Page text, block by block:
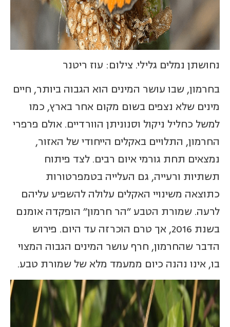
נחושתן נמלים גלילי. צילום: עוז ריטנר
בחרמון, שבו עושר המינים הוא הגבוה ביותר, חיים
מינים שלא נצפים בשום מקום אחר בארץ, כמו
למשל כחליל ניקול וסנוניתן הוורדיים. אולם פרפרי
החרמון, התלויים באקלים הייחודי של האזור,
נמצאים תחת גורמי איום רבים. לצד פיתוח
תשתיות ורעייה, גם העלייה בטמפרטורות
כתוצאה משינויי האקלים עלולה להשפיע עליהם
לרעה. שמורת הטבע "הר חרמון" הופקדה אומנם
בשנת 2016, אך טרם הוכרזה עד היום. פירוש
הדבר שהחרמון, חרף עושר המינים הגבוה המצוי
בו, אינו נהנה כיום ממעמד מלא של שמורת טבע.